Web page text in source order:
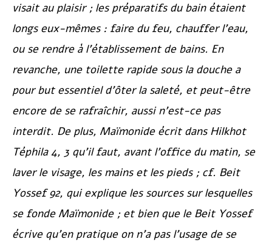
visait au plaisir ; les préparatifs du bain étaient
longs eux-mêmes : faire du feu, chauffer l’eau,
ou se rendre à l’établissement de bains. En
revanche, une toilette rapide sous la douche a
pour but essentiel d’ôter la saleté, et peut-être
encore de se rafraîchir, aussi n’est-ce pas
interdit. De plus, Maïmonide écrit dans Hilkhot
Téphila4, 3 qu’il faut, avant l’office du matin, se
laver le visage, les mains et les pieds ; cf. Beit
Yossef92, qui explique les sources sur lesquelles
se fonde Maïmonide ; et bien que le Beit Yossef
écrive qu’en pratique on n’a pas l’usage de se